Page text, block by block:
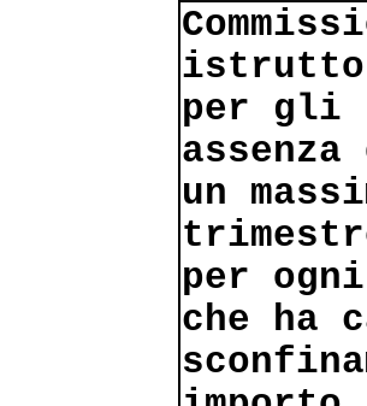
per
un
per
che ha